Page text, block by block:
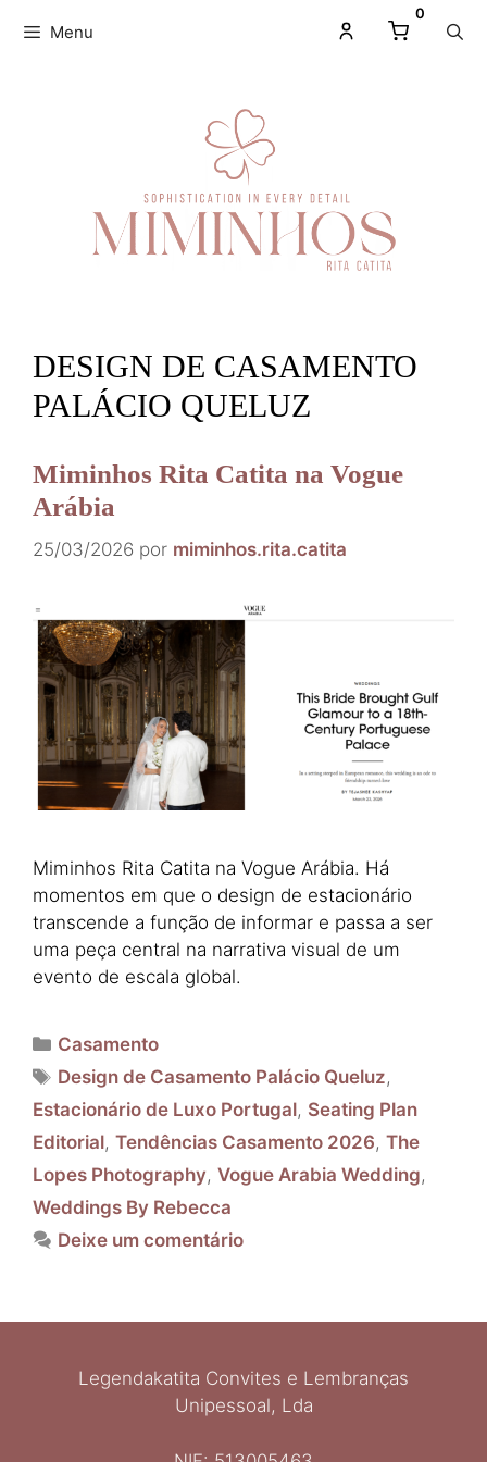
0
Menu
DESIGN DE CASAMENTO
PALÁCIO QUELUZ
Miminhos Rita Catita na Vogue
Arábia
25/03/2026 por miminhos.rita.catita
Miminhos Rita Catita na Vogue Arábia. Há
momentos em que o design de estacionário
transcende a função de informar e passa a ser
uma peça central na narrativa visual de um
evento de escala global.
Categorias
Casamento
Etiquetas
Design de Casamento Palácio Queluz,
Estacionário de Luxo Portugal, Seating Plan
Editorial, Tendências Casamento 2026, The
Lopes Photography, Vogue Arabia Wedding,
Weddings By Rebecca
Deixe um comentário
Legendakatita Convites e Lembranças
Unipessoal, Lda